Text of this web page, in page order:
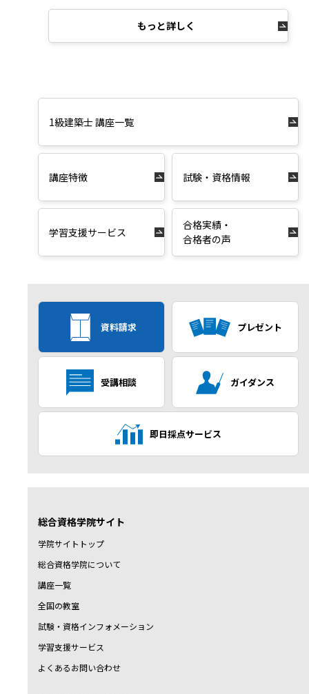
もっと詳しく
1級建築士 講座一覧
講座特徴 試験・資格情報
学習支援サービス
合格実績・
合格者の声
資料請求 プレゼント
受講相談 ガイダンス
即日採点サービス
総合資格学院サイト
学院サイトトップ
総合資格学院について
講座一覧
全国の教室
試験・資格インフォメーション
学習支援サービス
よくあるお問い合わせ